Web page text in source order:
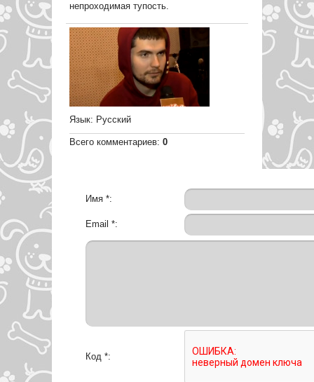
непроходимая тупость.
Язык: Русский
Всего комментариев: 0
Имя *:
Email *:
Код *: